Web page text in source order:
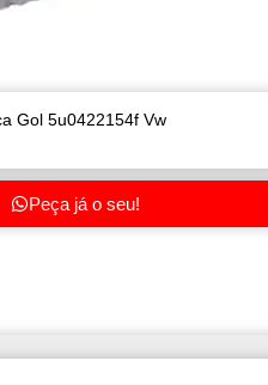
Gol 5u0422154f Vw
Peça já o seu!